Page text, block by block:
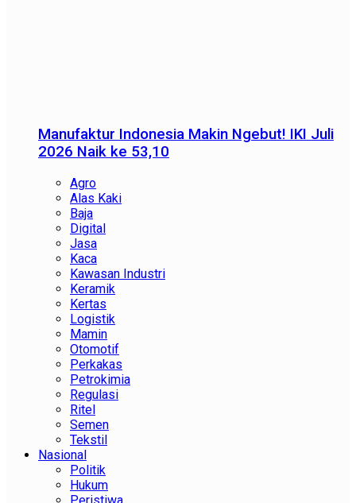
Manufaktur Indonesia Makin Ngebut! IKI Juli
2026 Naik ke 53,10
Agro
Alas Kaki
Baja
Digital
Jasa
Kaca
Kawasan Industri
Keramik
Kertas
Logistik
Mamin
Otomotif
Perkakas
Petrokimia
Regulasi
Ritel
Semen
Tekstil
Nasional
Politik
Hukum